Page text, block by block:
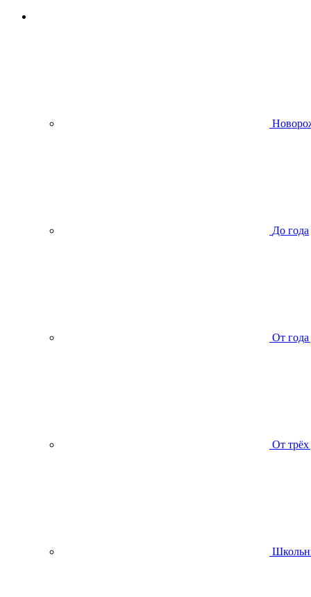
До года
От года
От